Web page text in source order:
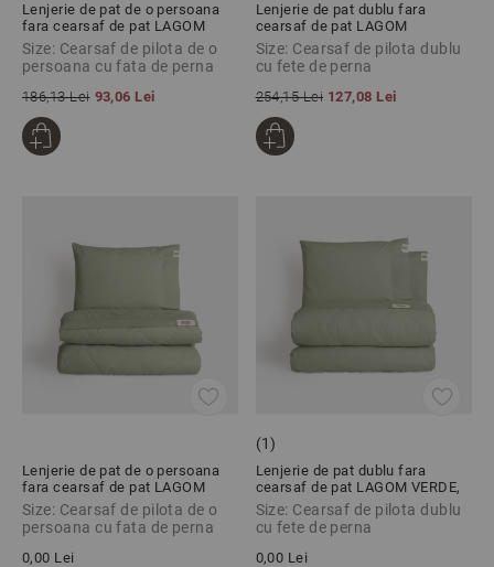
Lenjerie de pat de o persoana
fara cearsaf de pat LAGOM
PIERSICA, 100% bumbac
ranforce, 2 piese
Size: Cearsaf de pilota de o
persoana cu fata de perna
186,13 Lei 93,06 Lei
Lenjerie de pat dublu fara
cearsaf de pat LAGOM
PIERSICA, 100% bumbac
ranforce, 3 piese
Size: Cearsaf de pilota dublu
cu fete de perna
254,15 Lei 127,08 Lei
Lenjerie de pat de o persoana
fara cearsaf de pat LAGOM
VERDE, 100% bumbac ranforce,
2 piese
Size: Cearsaf de pilota de o
persoana cu fata de perna
0,00 Lei
(1)
Lenjerie de pat dublu fara
cearsaf de pat LAGOM VERDE,
100% bumbac ranforce, 3 piese
Size: Cearsaf de pilota dublu
cu fete de perna
0,00 Lei